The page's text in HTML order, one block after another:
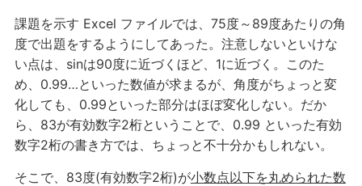
課題を示す Excel ファイルでは、75度～89度あたりの角
度で出題をするようにしてあった。注意しないといけな
い点は、sinは90度に近づくほど、1に近づく。このた
め、0.99…といった数値が求まるが、角度がちょっと変
化しても、0.99といった部分はほぼ変化しない。だか
ら、83が有効数字2桁ということで、0.99 といった有効
数字2桁の書き方では、ちょっと不十分かもしれない。
そこで、83度(有効数字2桁)が小数点以下を丸められた数